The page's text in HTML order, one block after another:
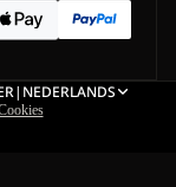
| NEDERLANDS